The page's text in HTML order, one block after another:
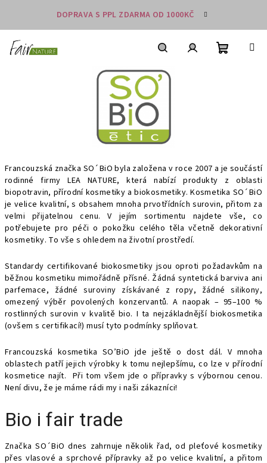
obsah
DOPRAVA S PPL ZDARMA OD 1000KČ
Nákupní
Francouzská značka SO´BiO byla založena v roce 2007 a je součástí
rodinné firmy LEA NATURE, která nabízí produkty z oblasti
biopotravin, přírodní kosmetiky a biokosmetiky. Kosmetika SO´BiO
je velice kvalitní, s obsahem mnoha prvotřídních surovin, přitom za
velmi přijatelnou cenu. V jejím sortimentu najdete vše, co
potřebujete pro péči o pokožku celého těla včetně dekorativní
kosmetiky. To vše s ohledem na životní prostředí.
Standardy certifikované biokosmetiky jsou oproti požadavkům na
běžnou kosmetiku mimořádně přísné. Žádná syntetická barviva ani
parfemace, žádné suroviny získávané z ropy, žádné silikony,
omezený výběr povolených konzervantů. A naopak – 95–100 %
rostlinných surovin v kvalitě bio. I ta nejzákladnější biokosmetika
(ovšem s certifikací!) musí tyto podmínky splňovat.
Francouzská kosmetika SO’BiO jde ještě o dost dál. V mnoha
oblastech patří jejich výrobky k tomu nejlepšímu, co lze v přírodní
kosmetice najít. Při tom všem jde o přípravky s výbornou cenou.
Není divu, že je máme rádi my i naši zákazníci!
Bio i fair trade
Značka SO´BiO dnes zahrnuje několik řad, od pleťové kosmetiky
přes vlasové a sprchové přípravky až po velice kvalitní, a přitom